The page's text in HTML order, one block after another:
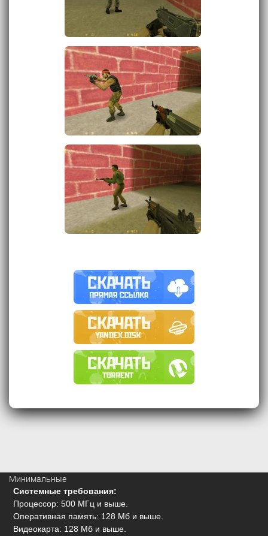
Минимальные
Системные требования:
Процессор: 500 МГц и выше.
Оперативная память: 128 Мб и выше.
Видеокарта: 128 Мб и выше.